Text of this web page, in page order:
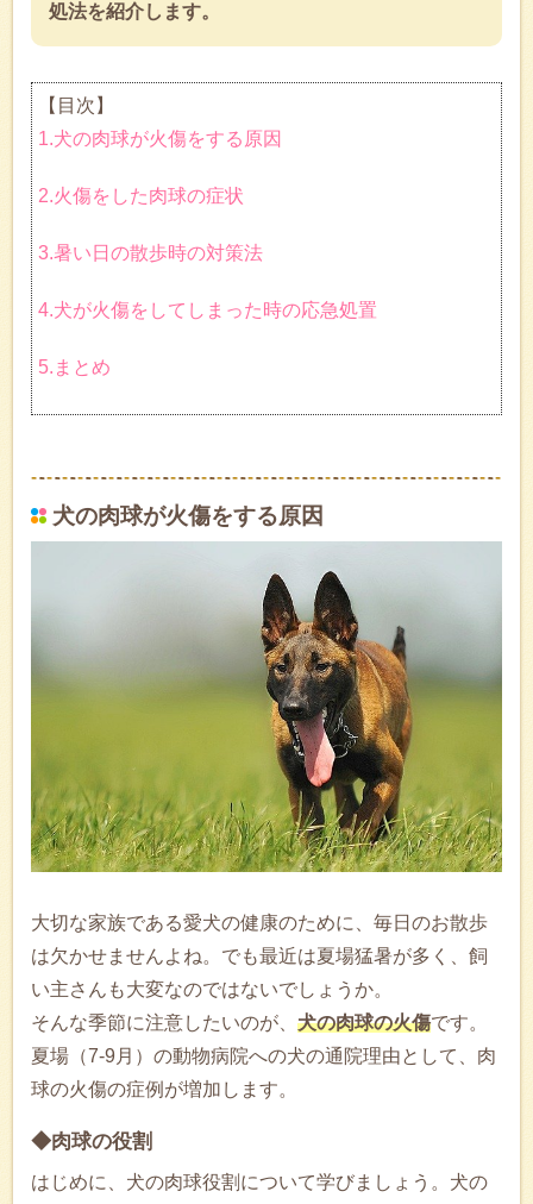
処法を紹介します。
【目次】
1.犬の肉球が火傷をする原因
2.火傷をした肉球の症状
3.暑い日の散歩時の対策法
4.犬が火傷をしてしまった時の応急処置
5.まとめ
犬の肉球が火傷をする原因
大切な家族である愛犬の健康のために、毎日のお散歩
は欠かせませんよね。でも最近は夏場猛暑が多く、飼
い主さんも大変なのではないでしょうか。
そんな季節に注意したいのが、 犬の肉球の火傷です。
夏場（7-9月）の動物病院への犬の通院理由として、肉
球の火傷の症例が増加します。
◆肉球の役割
はじめに、犬の肉球役割について学びましょう。犬の